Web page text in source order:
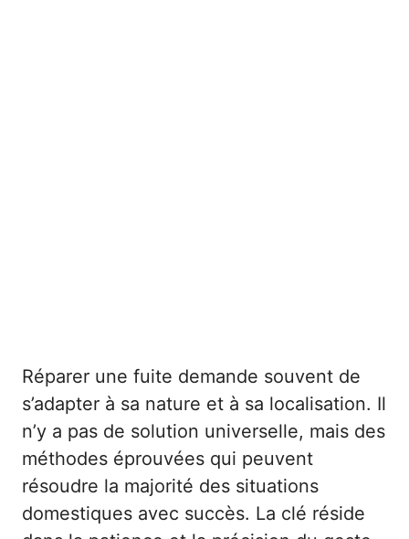
Réparer une fuite demande souvent de
s’adapter à sa nature et à sa localisation. Il
n’y a pas de solution universelle, mais des
méthodes éprouvées qui peuvent
résoudre la majorité des situations
domestiques avec succès. La clé réside